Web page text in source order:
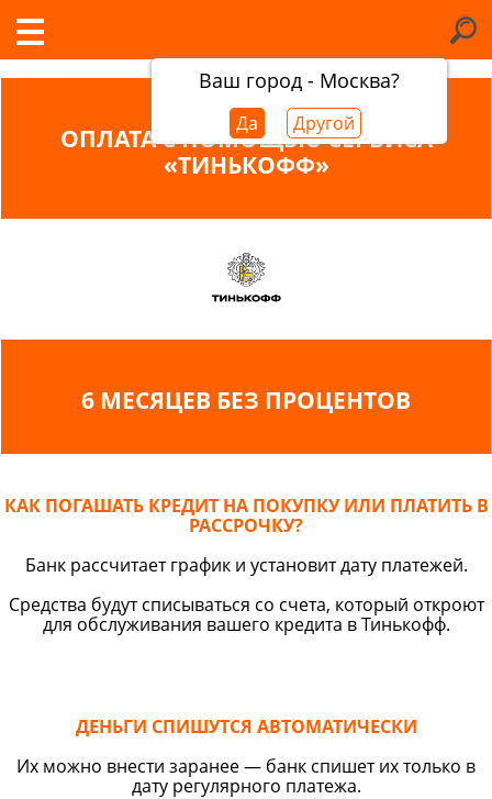
Ваш город - Москва?
Да Другой
ОПЛАТА С ПОМОЩЬЮ СЕРВИСА
«ТИНЬКОФФ»
6 МЕСЯЦЕВ БЕЗ ПРОЦЕНТОВ
КАК ПОГАШАТЬ КРЕДИТ НА ПОКУПКУ ИЛИ ПЛАТИТЬ В
РАССРОЧКУ?
Банк рассчитает график и установит дату платежей.
Средства будут списываться со счета, который откроют
для обслуживания вашего кредита в Тинькофф.
ДЕНЬГИ СПИШУТСЯ АВТОМАТИЧЕСКИ
Их можно внести заранее — банк спишет их только в
дату регулярного платежа.